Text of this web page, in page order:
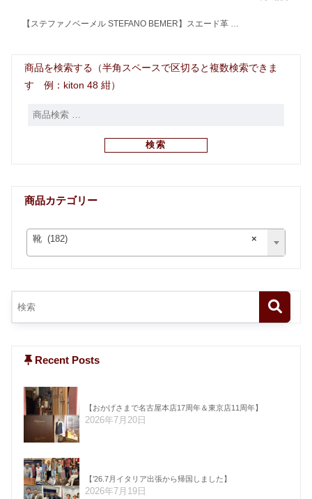
【ステファノベーメル STEFANO BEMER】スエード革 …
商品を検索する（半角スペースで区切ると複数検索できま
す 例：kiton 48 紺）
検索
商品カテゴリー
×
靴 (182)
Recent Posts
【おかげさまで名古屋本店17周年＆東京店11周年】
2026年7月20日
【’26.7月イタリア出張から帰国しました】
2026年7月19日